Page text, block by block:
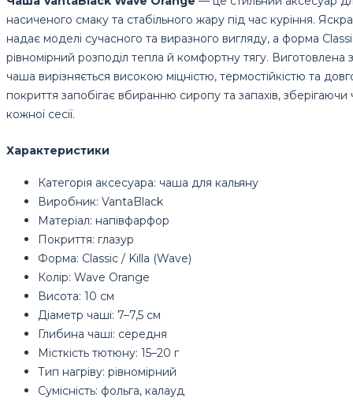
насиченого смаку та стабільного жару під час куріння.
надає моделі сучасного та виразного вигляду, а форма
рівномірний розподіл тепла й комфортну тягу. Виготовлена
чаша вирізняється високою міцністю, термостійкістю та
покриття запобігає вбиранню сиропу та запахів, зберігаючи
кожної сесії.
Характеристики
Категорія аксесуара: чаша для кальяну
Виробник: VantaBlack
Матеріал: напівфарфор
Покриття: глазур
Форма: Classic / Killa (Wave)
Колір: Wave Orange
Висота: 10 см
Діаметр чаші: 7–7,5 см
Глибина чаші: середня
Місткість тютюну: 15–20 г
Тип нагріву: рівномірний
Сумісність: фольга, калауд